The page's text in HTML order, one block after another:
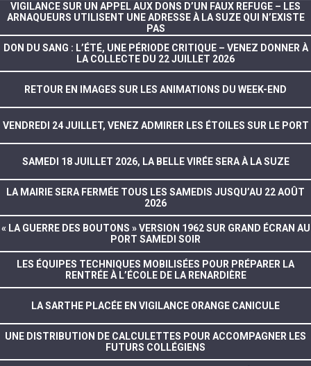
VIGILANCE SUR UN APPEL AUX DONS D’UN FAUX REFUGE – LES
ARNAQUEURS UTILISENT UNE ADRESSE À LA SUZE QUI N’EXISTE
PAS
DON DU SANG : L’ÉTÉ, UNE PÉRIODE CRITIQUE – VENEZ DONNER À
LA COLLECTE DU 22 JUILLET 2026
RETOUR EN IMAGES SUR LES ANIMATIONS DU WEEK-END
VENDREDI 24 JUILLET, VENEZ ADMIRER LES ÉTOILES SUR LE PORT
SAMEDI 18 JUILLET 2026, LA BELLE VIRÉE SERA À LA SUZE
LA MAIRIE SERA FERMÉE TOUS LES SAMEDIS JUSQU’AU 22 AOÛT
2026
« LA GUERRE DES BOUTONS » VERSION 1962 SUR GRAND ÉCRAN AU
PORT SAMEDI SOIR
LES ÉQUIPES TECHNIQUES MOBILISÉES POUR PRÉPARER LA
RENTRÉE À L’ÉCOLE DE LA RENARDIÈRE
LA SARTHE PLACÉE EN VIGILANCE ORANGE CANICULE
UNE DISTRIBUTION DE CALCULETTES POUR ACCOMPAGNER LES
FUTURS COLLÉGIENS